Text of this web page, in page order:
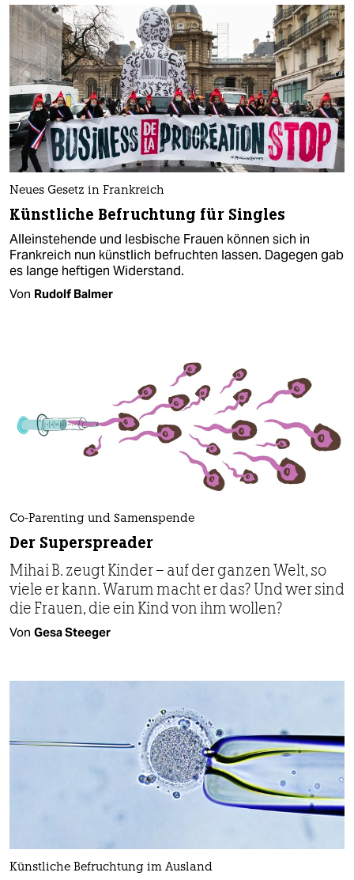
Neues Gesetz in Frankreich
Künstliche Befruchtung für Singles
Alleinstehende und lesbische Frauen können sich in
Frankreich nun künstlich befruchten lassen. Dagegen gab
es lange heftigen Widerstand.
Von Rudolf Balmer
Co-Parenting und Samenspende
Der Super­spreader
Mihai B. zeugt Kinder – auf der ganzen Welt, so
viele er kann. Warum macht er das? Und wer sind
die Frauen, die ein Kind von ihm wollen?
Von Gesa Steeger
Künstliche Befruchtung im Ausland